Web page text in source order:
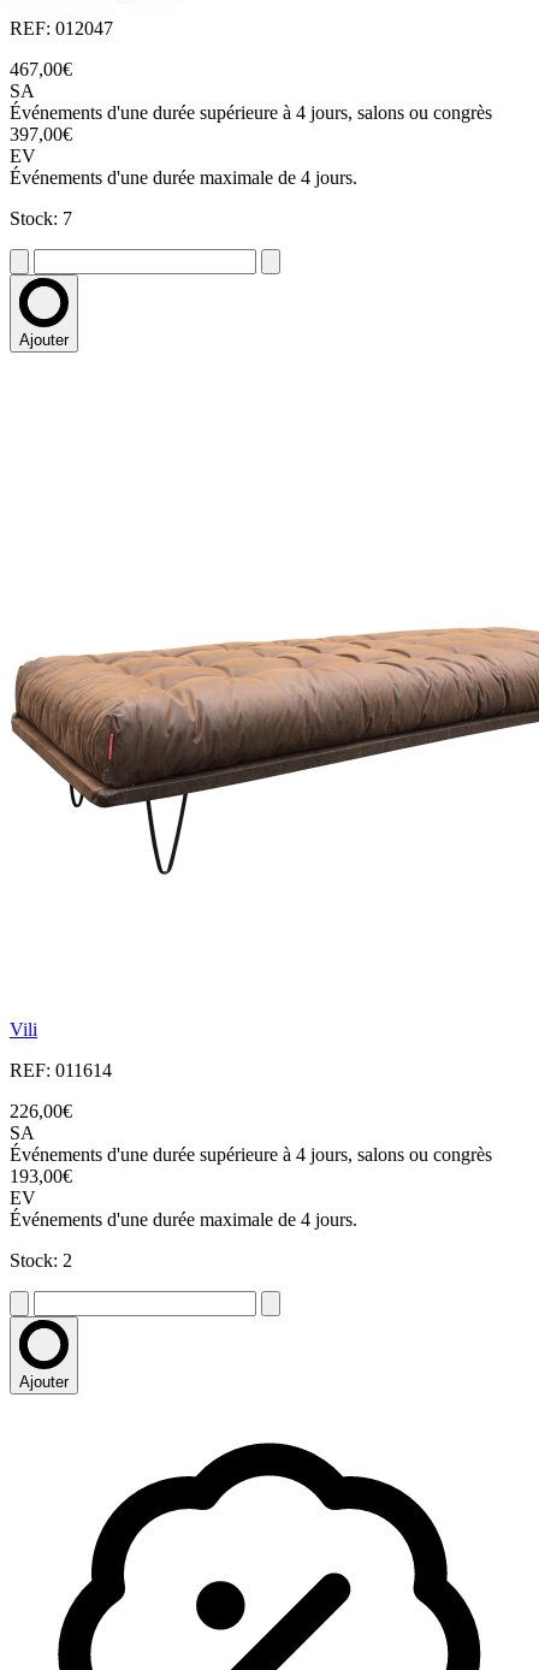
REF: 012047
467,00€
SA
Événements d'une durée supérieure à 4 jours, salons ou congrès
397,00€
EV
Événements d'une durée maximale de 4 jours.
Stock: 7
Ajouter
Vili
REF: 011614
226,00€
SA
Événements d'une durée supérieure à 4 jours, salons ou congrès
193,00€
EV
Événements d'une durée maximale de 4 jours.
Stock: 2
Ajouter